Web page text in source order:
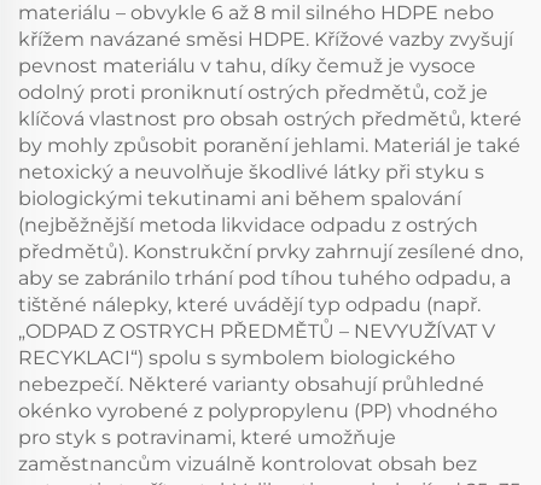
materiálu – obvykle 6 až 8 mil silného HDPE nebo
křížem navázané směsi HDPE. Křížové vazby zvyšují
pevnost materiálu v tahu, díky čemuž je vysoce
odolný proti proniknutí ostrých předmětů, což je
klíčová vlastnost pro obsah ostrých předmětů, které
by mohly způsobit poranění jehlami. Materiál je také
netoxický a neuvolňuje škodlivé látky při styku s
biologickými tekutinami ani během spalování
(nejběžnější metoda likvidace odpadu z ostrých
předmětů). Konstrukční prvky zahrnují zesílené dno,
aby se zabránilo trhání pod tíhou tuhého odpadu, a
tištěné nálepky, které uvádějí typ odpadu (např.
„ODPAD Z OSTRYCH PŘEDMĚTŮ – NEVYUŽÍVAT V
RECYKLACI“) spolu s symbolem biologického
nebezpečí. Některé varianty obsahují průhledné
okénko vyrobené z polypropylenu (PP) vhodného
pro styk s potravinami, které umožňuje
zaměstnancům vizuálně kontrolovat obsah bez